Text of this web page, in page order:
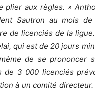
plier aux règles. »
Sautron au mois
de licenciés de la ligue.
qui est de 20 jours
de se prononcer
de 3 000 licenciés
à un comité